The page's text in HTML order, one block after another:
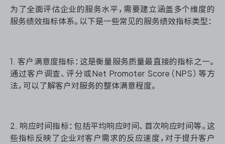
为了全面评估企业的服务水平，需要建立涵盖多个维度的
服务绩效指标体系。以下是一些常见的服务绩效指标类型：
1. 客户满意度指标：这是衡量服务质量最直接的指标之一。
通过客户调查、评分或Net Promoter Score（NPS）等方
法，可以了解客户对服务的整体满意程度。
2. 响应时间指标：包括平均响应时间、首次响应时间等。这
些指标反映了企业对客户需求的反应速度，对于提升客户